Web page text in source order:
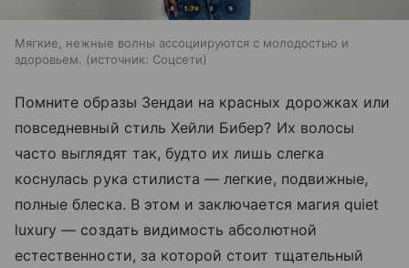
Мягкие, нежные волны ассоциируются с молодостью и
здоровьем.
источник: Соцсети
Помните образы Зендаи на красных дорожках или
повседневный стиль Хейли Бибер? Их волосы
часто выглядят так, будто их лишь слегка
коснулась рука стилиста — легкие, подвижные,
полные блеска. В этом и заключается магия quiet
luxury — создать видимость абсолютной
естественности, за которой стоит тщательный